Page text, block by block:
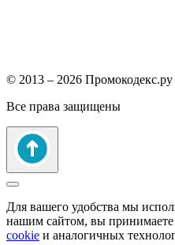
© 2013 – 2026 Промокодекс.ру
Все права защищены
Для вашего удобства мы
нашим сайтом, вы принимаете
cookie и аналогичных